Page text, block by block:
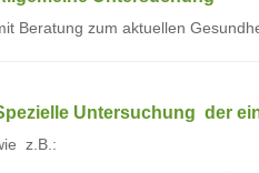
Beratung zum aktuellen
Untersuchung der
z.B.: